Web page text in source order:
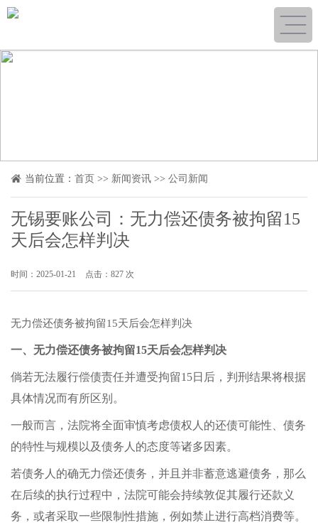
当前位置： 首页 >> 新闻资讯 >> 公司新闻
无锡要账公司：无力偿还债务被拘留15
天后会怎样判决
时间：2025-01-21 点击：827 次
无力偿还债务被拘留15天后会怎样判决
一、无力偿还债务被拘留15天后会怎样判决
倘若无法履行偿债责任并遭受拘留15日后，判刑结果将根据
具体情况而有所区别。
一般而言，法院将全面审慎考虑债权人的还债可能性、债务
的特性与规模以及债务人的态度等诸多因素。
若债务人的确无力偿还债务，并且并非蓄意逃避债务，那么
在后续的执行过程中，法院可能会持续敦促其履行还款义
务，或者采取一些限制性措施，例如禁止进行高档消费等。